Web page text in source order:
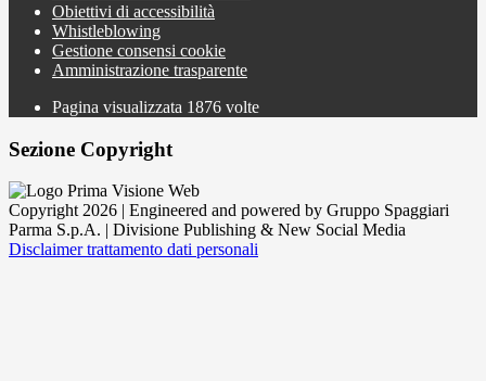
Obiettivi di accessibilità
Whistleblowing
Gestione consensi cookie
Amministrazione trasparente
Pagina visualizzata 1876 volte
Sezione Copyright
Copyright 2026 | Engineered and powered by Gruppo Spaggiari
Parma S.p.A. | Divisione Publishing & New Social Media
Disclaimer trattamento dati personali